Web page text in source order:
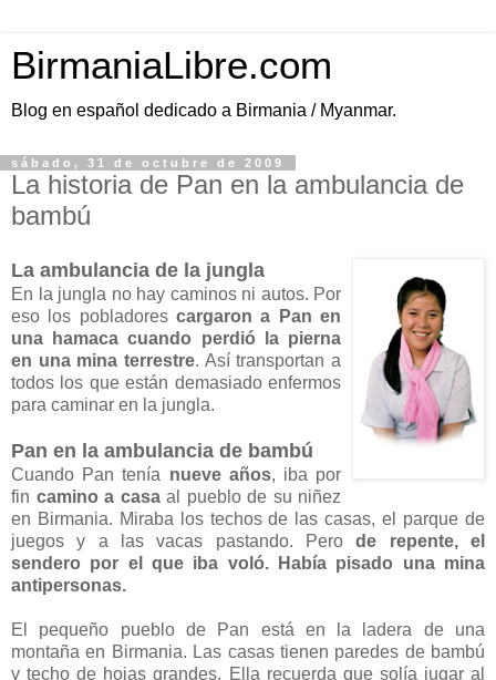
BirmaniaLibre.com
Blog en español dedicado a Birmania / Myanmar.
sábado, 31 de octubre de 2009
La historia de Pan en la ambulancia de
bambú
La ambulancia de la jungla
En la jungla no hay caminos ni autos. Por
eso los pobladores cargaron a Pan en
una hamaca cuando perdió la pierna
en una mina terrestre. Así transportan a
todos los que están demasiado enfermos
para caminar en la jungla.
Pan en la ambulancia de bambú
Cuando Pan tenía nueve años, iba por
fin camino a casaal pueblo de su niñez
en Birmania. Miraba los techos de las casas, el parque de
juegos y a las vacas pastando. Perode repente, el
sendero por el que iba voló. Había pisado una mina
antipersonas.
El pequeño pueblo de Pan está en la ladera de una
montaña en Birmania. Las casas tienen paredes de bambú
y techo de hojas grandes. Ella recuerda que solía jugar al